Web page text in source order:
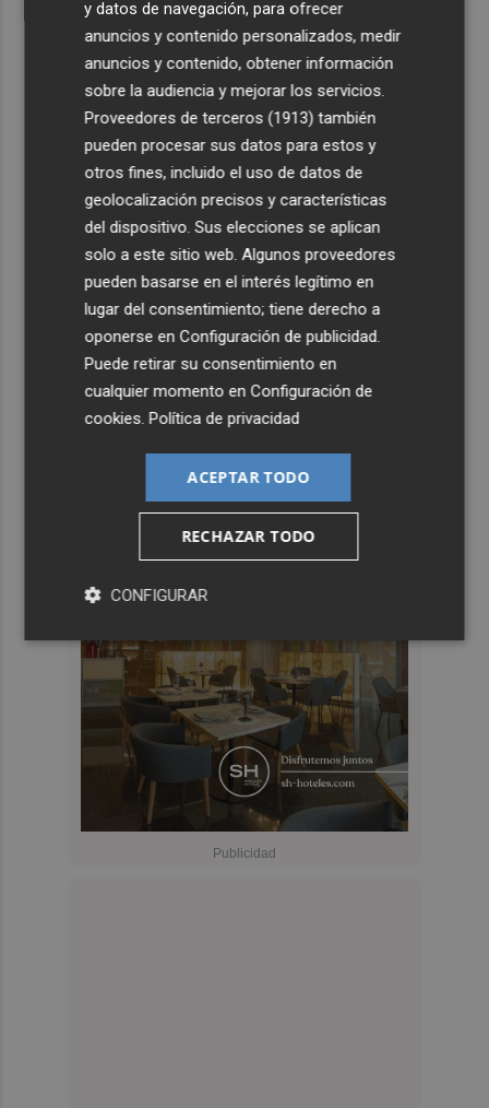
y datos de navegación, para ofrecer
anuncios y contenido personalizados, medir
anuncios y contenido, obtener información
sobre la audiencia y mejorar los servicios.
Proveedores de terceros (1913) también
pueden procesar sus datos para estos y
otros fines, incluido el uso de datos de
geolocalización precisos y características
del dispositivo. Sus elecciones se aplican
solo a este sitio web. Algunos proveedores
pueden basarse en el interés legítimo en
lugar del consentimiento; tiene derecho a
oponerse enConfiguración de publicidad
Puede retirar su consentimiento en
cualquier momento enConfiguración de
cookies .Política de privacidad
ACEPTAR TODO
RECHAZAR TODO
CONFIGURAR